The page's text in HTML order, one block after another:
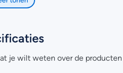
hart- en vaatziekten kan doen
dan raden wij af om de vis
vragen over het online kopen
je wilt weten over de producten